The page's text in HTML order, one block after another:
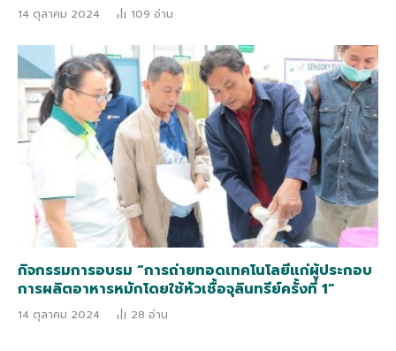
14 ตุลาคม 2024 109 อ่าน
กิจกรรมการอบรม “การถ่ายทอดเทคโนโลยีแก่ผู้ประกอบ
การผลิตอาหารหมักโดยใช้หัวเชื้อจุลินทรีย์ครั้งที่ 1”
14 ตุลาคม 2024 28 อ่าน